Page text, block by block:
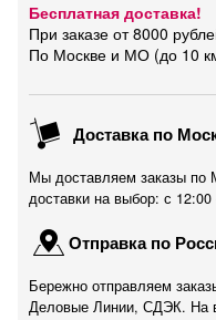
Бесплатная доставка!
При заказе от 8000
По Москве и МО (до 10
Доставка по
Мы доставляем заказы по
доставки на выбор: с
Отправка по
Бережно отправляем
Деловые Линии, СДЭК. На